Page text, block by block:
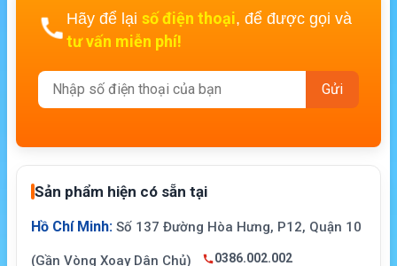
Hãy để lại số điện thoại, để được gọi và
tư vấn miễn phí!
Sản phẩm hiện có sẵn tại
Hồ Chí Minh: Số 137 Đường Hòa Hưng, P12, Quận 10
(Gần Vòng Xoay Dân Chủ) 0386.002.002